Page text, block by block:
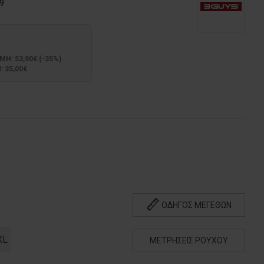
53,90€ (-35%)
ΟΔΗΓΟΣ ΜΕΓΕΘΩΝ
ΜΕΤΡΗΣΕΙΣ ΡΟΥΧΟΥ